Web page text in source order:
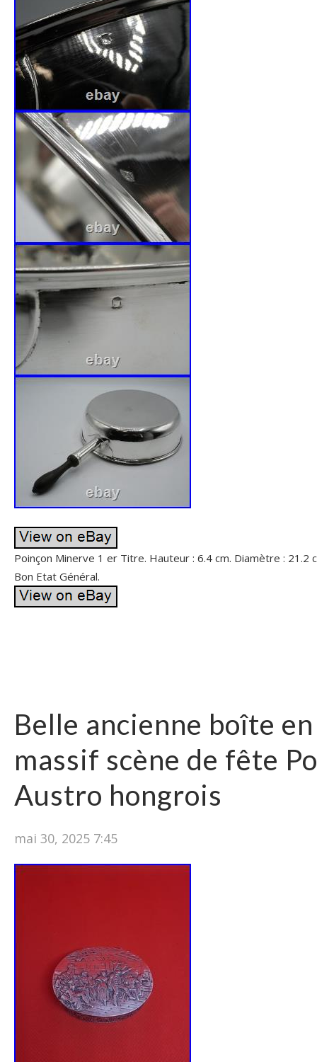
Poinçon Minerve 1 er Titre. Hauteur : 6.4 cm. Diamètre : 21.2
Bon Etat Général.
Belle ancienne boîte
massif scène de fête
Austro hongrois
mai 30, 2025 7:45